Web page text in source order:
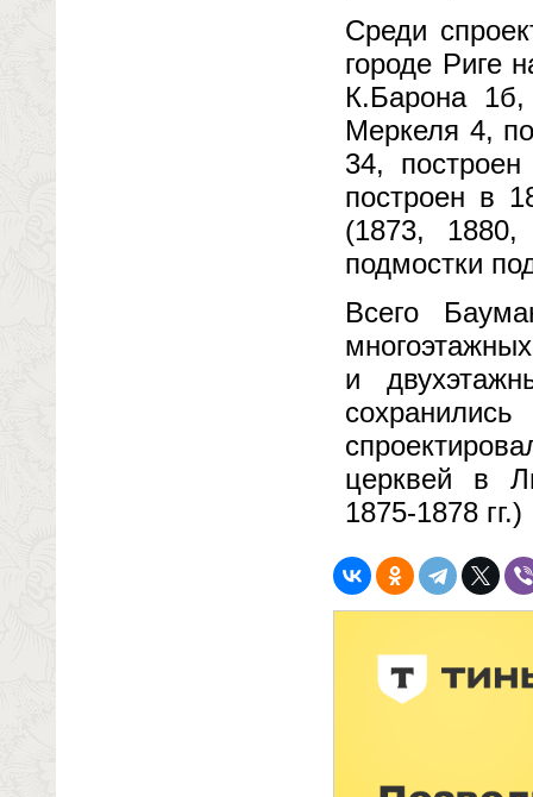
Среди
городе Риге
К.Барона
Меркеля 4,
34,
построен в
(1873, 1880,
подмостки
Всего
и
церквей в
1875-1878 гг.)